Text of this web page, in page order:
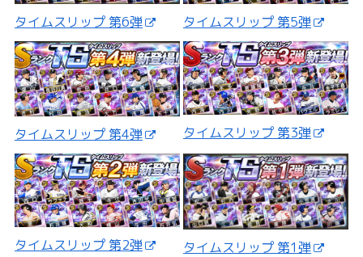
タイムスリップ 第6弾 タイムスリップ 第5弾
タイムスリップ 第4弾 タイムスリップ 第3弾
タイムスリップ 第2弾
タイムスリップ 第1弾